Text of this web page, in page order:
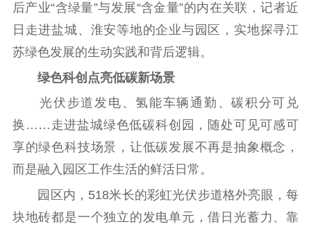
江苏要闻
公示公告
通知公告 信息公开制度
信息公开年度报
告
政策法规
工作动态
理论武装
后产业“含绿量”与发展“含金量”的内在关联，记者近
日走进盐城、淮安等地的企业与园区，实地探寻江
苏绿色发展的生动实践和背后逻辑。
绿色科创点亮低碳新场景
光伏步道发电、氢能车辆通勤、碳积分可兑
换……走进盐城绿色低碳科创园，随处可见可感可
享的绿色科技场景，让低碳发展不再是抽象概念，
而是融入园区工作生活的鲜活日常。
园区内，518米长的彩虹光伏步道格外亮眼，每
块地砖都是一个独立的发电单元，借日光蓄力、靠